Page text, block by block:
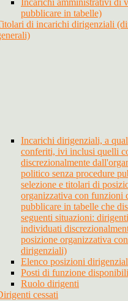
Incarichi amministrativi di
pubblicare in tabelle)
di incarichi dirigenziali
Incarichi dirigenziali, a
conferiti, ivi inclusi quelli
discrezionalmente
politico senza procedure
selezione e titolari di
organizzativa con funzioni
pubblicare in tabelle che
seguenti situazioni:
individuati
posizione organizzativa
dirigenziali)
Elenco posizioni
Posti di funzione disponibili
Ruolo dirigenti
cessati